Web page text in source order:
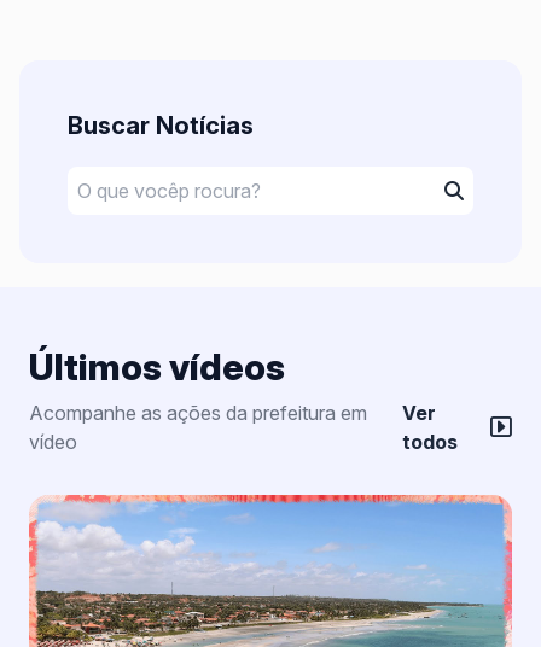
Buscar Notícias
Últimos vídeos
Acompanhe as ações da prefeitura em
vídeo
Ver
todos